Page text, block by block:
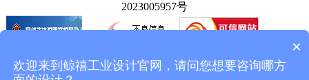
2023005957号
×
欢迎来到鲸禧工业设计官网，请问您想要咨询哪方